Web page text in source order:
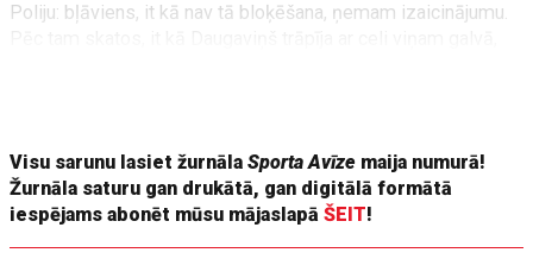
Poliju: bļāviens, it kā nav tā bloķēšana, ņemam izaicinājumu.
Visu sarunu lasiet žurnālaSporta Avīze maija numurā!
Žurnāla saturu gan drukātā, gan digitālā formātā
iespējams abonēt mūsu mājaslapāŠEIT!